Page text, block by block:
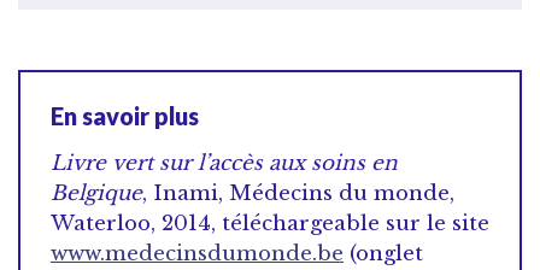
En savoir plus
Livre vert sur l’accès aux soins en
Belgique, Inami, Médecins du monde,
Waterloo, 2014, téléchargeable sur le site
www.medecinsdumonde.be (onglet